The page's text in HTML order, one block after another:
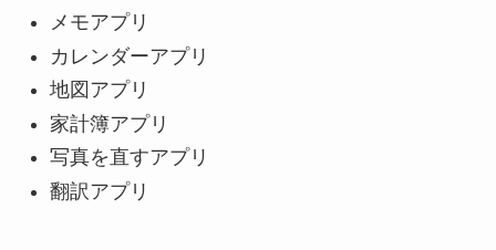
メモアプリ
カレンダーアプリ
地図アプリ
家計簿アプリ
写真を直すアプリ
翻訳アプリ